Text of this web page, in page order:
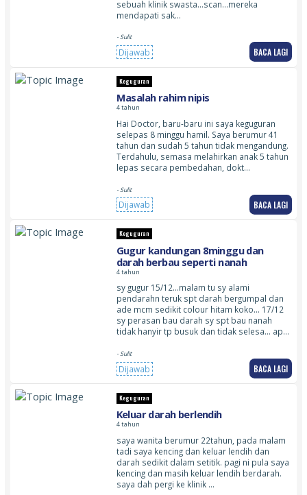
sebuah klinik swasta…scan…mereka
mendapati sak…
- Sulit
Dijawab BACA LAGI
Keguguran
Masalah rahim nipis
4 tahun
Hai Doctor, baru-baru ini saya keguguran
selepas 8 minggu hamil. Saya berumur 41
tahun dan sudah 5 tahun tidak mengandung.
Terdahulu, semasa melahirkan anak 5 tahun
lepas secara pembedahan, dokt…
- Sulit
Dijawab BACA LAGI
Keguguran
Gugur kandungan 8minggu dan
darah berbau seperti nanah
4 tahun
sy gugur 15/12…malam tu sy alami
pendarahn teruk spt darah bergumpal dan
ade mcm sedikit colour hitam koko… 17/12
sy perasan bau darah sy spt bau nanah
tidak hanyir tp busuk dan tidak selesa… ap…
- Sulit
Dijawab BACA LAGI
Keguguran
Keluar darah berlendih
4 tahun
saya wanita berumur 22tahun, pada malam
tadi saya kencing dan keluar lendih dan
darah sedikit dalam setitik. pagi ni pula saya
kencing dan masih keluar lendih berdarah.
saya dah pergi ke klinik …